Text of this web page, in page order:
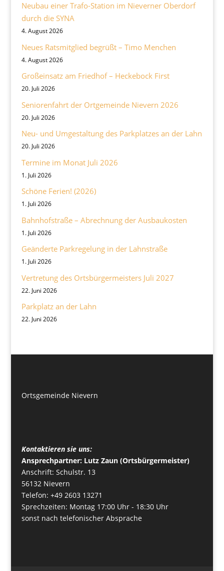
Neubau einer Trafo-Station im Nieverner Oberdorf
durch die SYNA
4. August 2026
Neues Ratsmitglied begrüßt – Timo Menchen
4. August 2026
Großeinsatz am Friedhof – Heckebock First
20. Juli 2026
Seniorenfahrt der Ortgemeinde Nievern 2026
20. Juli 2026
Neu- und Umgestaltung des Parkplatzes an der Lahn
20. Juli 2026
Termine im Monat Juli 2026
1. Juli 2026
Schöne Ferien! (2026)
1. Juli 2026
Bahnhofstraße – Abrechnung der Ausbaukosten
1. Juli 2026
Geänderte Parkregelung in der Lahnstraße
1. Juli 2026
Vertretung des Ortsbürgermeisters Juli 2027
22. Juni 2026
Parkplatz an der Lahn
22. Juni 2026
Ortsgemeinde Nievern
Kontaktieren sie uns:
Ansprechpartner: Lutz Zaun (Ortsbürgermeister)
Anschrift: Schulstr. 13
56132 Nievern
Telefon: +49 2603 13271
Sprechzeiten: Montag 17:00 Uhr - 18:30 Uhr
sonst nach telefonischer Absprache